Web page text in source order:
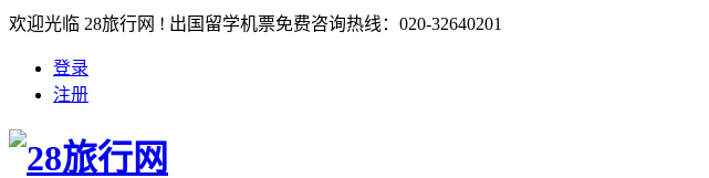
欢迎光临 28旅行网 ! 出国留学机票免费咨询热线：020-32640201
登录
注册